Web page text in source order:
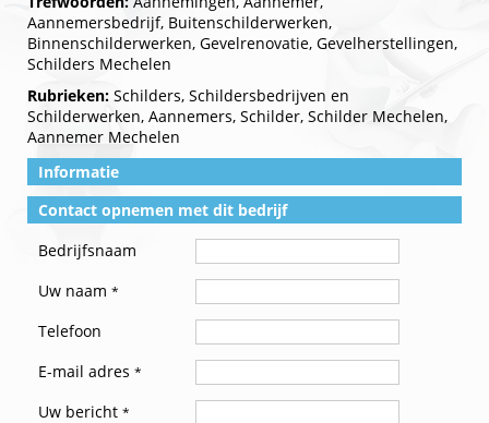
Aannemersbedrijf, Buitenschilderwerken,
Binnenschilderwerken, Gevelrenovatie, Gevelherstellingen,
Schilders Mechelen
Rubrieken: Schilders, Schildersbedrijven en
Schilderwerken, Aannemers, Schilder, Schilder Mechelen,
Aannemer Mechelen
Informatie
Contact opnemen met dit bedrijf
Bedrijfsnaam
Uw naam *
Telefoon
E-mail adres *
Uw bericht *